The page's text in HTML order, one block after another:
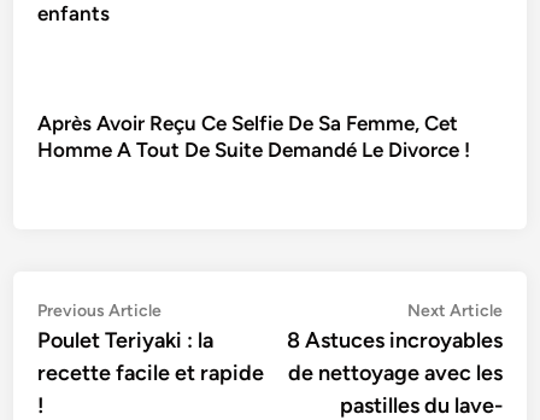
enfants
Après Avoir Reçu Ce Selfie De Sa Femme, Cet
Homme A Tout De Suite Demandé Le Divorce !
Navigation
de
l’article
Previous ArticlePrevious
article:
Poulet Teriyaki : la
recette facile et rapide
!
Next Article
8 Astuces incroyables
de nettoyage avec les
pastilles du lave-